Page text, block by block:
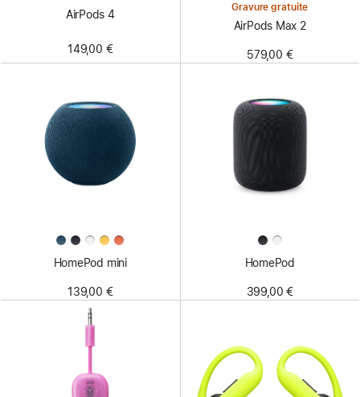
AirPods 4
149,00 €
Gravure gratuite
AirPods Max 2
579,00 €
HomePod mini
139,00 €
HomePod
399,00 €